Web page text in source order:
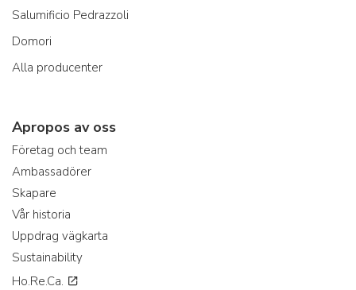
Salumificio Pedrazzoli
Domori
Alla producenter
Apropos av oss
Företag och team
Ambassadörer
Skapare
Vår historia
Uppdrag vägkarta
Sustainability
Ho.Re.Ca.